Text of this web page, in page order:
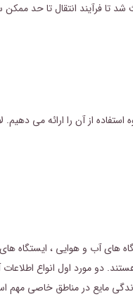
تا فرآیند انتقال تا حد ممکن
از آن را ارائه می
های آب و هوایی ، ایستگاه های
دو مورد اول انواع
مایع در مناطق خاصی